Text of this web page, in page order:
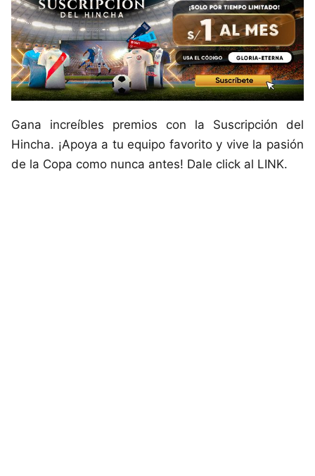
Gana increíbles premios con la Suscripción del
Hincha. ¡Apoya a tu equipo favorito y vive la pasión
de la Copa como nunca antes! Dale click al LINK.